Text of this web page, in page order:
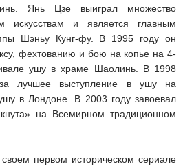
Янь Цзе выиграл множество
искусствам и является главным
Шэньу Кунг-фу. В 1995 году он
фехтованию и бою на копье на 4-
ушу в храме Шаолинь. В 1998
лучшее выступление в ушу на
в Лондоне. В 2003 году завоевал
на Всемирном традиционном
первом историческом сериале